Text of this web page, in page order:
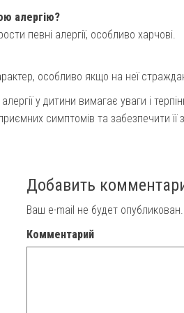
алергію?
певні алергії, особливо харчові.
особливо якщо на неї
алергії у дитини вимагає уваги і
симптомів та забезпечити її
Добавить
Ваш e-mail не будет опубликован.
Комментарий